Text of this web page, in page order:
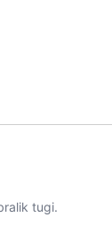
tugi.